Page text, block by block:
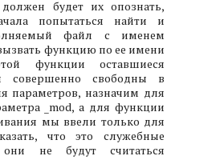
будет их опознать,
попытаться найти и
файл с именем
функцию по ее имени
функции оставшиеся
совершенно свободны в
параметров, назначим для
_mod, а для функции
мы ввели только для
что это служебные
не будут считаться